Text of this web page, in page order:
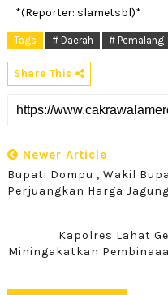
*(Reporter: slametsbl)*
Tags # Daerah # Pemalang
Share This
Newer Article
Bupati Dompu , Wakil
Perjuangkan Harga Jagung
Kapolres Lahat
Miningakatkan